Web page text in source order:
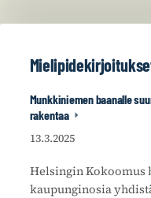
Munkkiniemen baanalle
rakentaa
13.3.2025
Helsingin Kokoomus
kaupunginosia